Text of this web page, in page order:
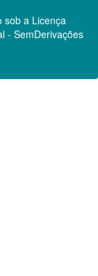
sob a Licença
- SemDerivações